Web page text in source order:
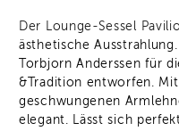
Der Lounge-Sessel
ästhetische
Torbjorn Anderssen für
&Tradition entworfen.
geschwungenen
elegant. Lässt sich